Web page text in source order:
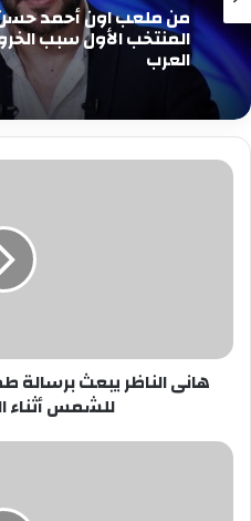
من ملعب اون أحمد
المنتخب الأول سبب
العرب
هانى
للشمس
هانى الناظر يبعث برسالة
للشمس أثناء
شركة